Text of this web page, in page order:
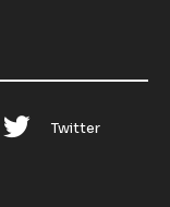
Twitter